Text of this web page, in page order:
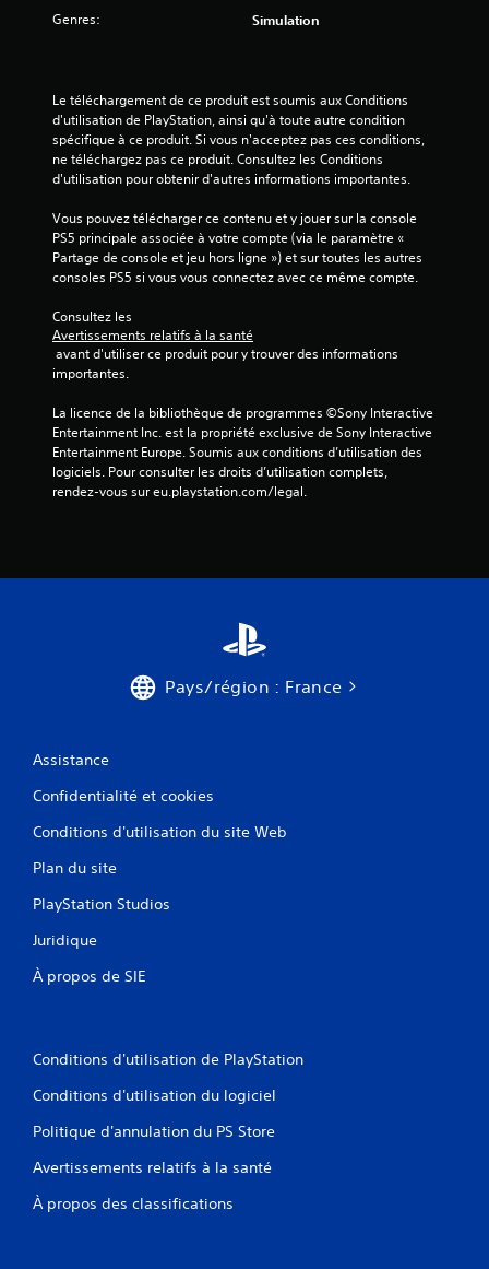
Genres: Simulation
Le téléchargement de ce produit est soumis aux Conditions
d'utilisation de PlayStation, ainsi qu'à toute autre condition
spécifique à ce produit. Si vous n'acceptez pas ces conditions,
ne téléchargez pas ce produit. Consultez les Conditions
d'utilisation pour obtenir d'autres informations importantes.
Vous pouvez télécharger ce contenu et y jouer sur la console
PS5 principale associée à votre compte (via le paramètre «
Partage de console et jeu hors ligne ») et sur toutes les autres
consoles PS5 si vous vous connectez avec ce même compte.
Consultez les
Avertissements relatifs à la santé
importantes.
La licence de la bibliothèque de programmes ©Sony Interactive
Entertainment Inc. est la propriété exclusive de Sony Interactive
Entertainment Europe. Soumis aux conditions d’utilisation des
logiciels. Pour consulter les droits d’utilisation complets,
rendez-vous sur eu.playstation.com/legal.
Pays/région : France
Assistance
Confidentialité et cookies
Conditions d'utilisation du site Web
Plan du site
PlayStation Studios
Juridique
À propos de SIE
Conditions d'utilisation de PlayStation
Conditions d'utilisation du logiciel
Politique d'annulation du PS Store
Avertissements relatifs à la santé
À propos des classifications